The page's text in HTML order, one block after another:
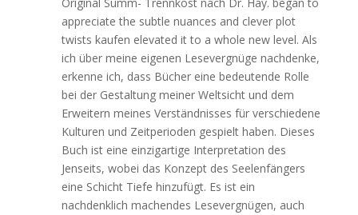
appreciate the subtle nuances and clever plot
twists kaufen elevated it to a whole new level. Als
ich über meine eigenen Lesevergnüge nachdenke,
erkenne ich, dass Bücher eine bedeutende Rolle
bei der Gestaltung meiner Weltsicht und dem
Erweitern meines Verständnisses für verschiedene
Kulturen und Zeitperioden gespielt haben. Dieses
Buch ist eine einzigartige Interpretation des
Jenseits, wobei das Konzept des Seelenfängers
eine Schicht Tiefe hinzufügt. Es ist ein
nachdenklich machendes Lesevergnügen, auch